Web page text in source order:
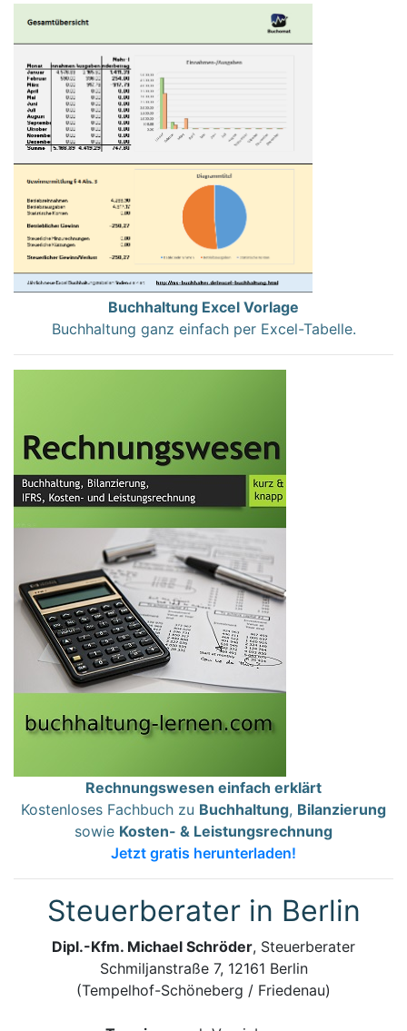
Buchhaltung Excel Vorlage
Buchhaltung ganz einfach per Excel-Tabelle.
Rechnungswesen einfach erklärt
Kostenloses Fachbuch zu Buchhaltung, Bilanzierung
sowie Kosten- & Leistungsrechnung
Jetzt gratis herunterladen!
Steuerberater in Berlin
Dipl.-Kfm. Michael Schröder, Steuerberater
Schmiljanstraße 7, 12161 Berlin
(Tempelhof-Schöneberg / Friedenau)